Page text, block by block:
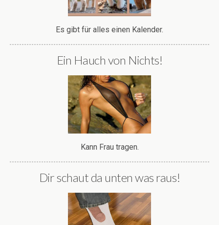
Es gibt für alles einen Kalender.
Ein Hauch von Nichts!
Kann Frau tragen.
Dir schaut da unten was raus!